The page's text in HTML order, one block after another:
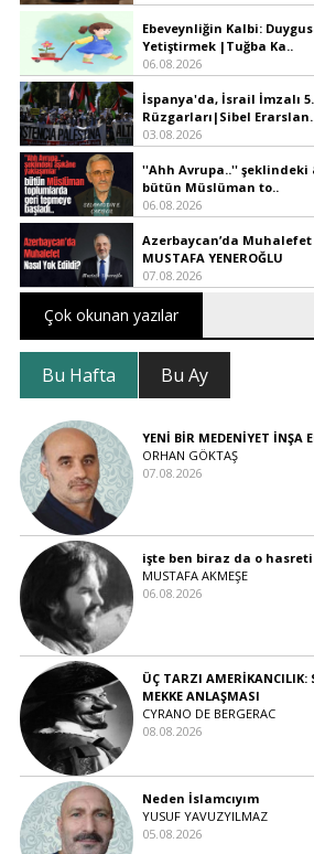
Ebeveynliğin Kalbi:
Yetiştirmek |Tuğba Ka..
06.08.2026
İspanya'da, İsrail İmzalı
Rüzgarları|Sibel Erarslan..
03.08.2026
''Ahh Avrupa..'' şeklindeki
bütün Müslüman to..
06.08.2026
Azerbaycan’da Muhalefet
MUSTAFA YENEROĞLU
07.08.2026
Çok okunan yazılar
Bu Hafta Bu Ay
YENİ BİR MEDENİYET İNŞA
ORHAN GÖKTAŞ
07.08.2026
işte ben biraz da o
MUSTAFA AKMEŞE
06.08.2026
ÜÇ TARZI AMERİKANCILIK:
MEKKE ANLAŞMASI
CYRANO DE BERGERAC
08.08.2026
Neden İslamcıyım
YUSUF YAVUZYILMAZ
05.08.2026